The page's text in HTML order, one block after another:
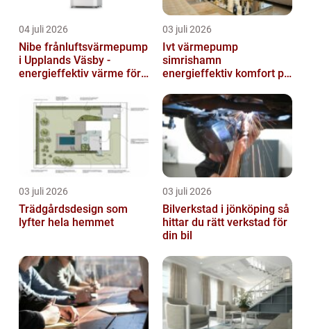
04 juli 2026
Nibe frånluftsvärmepump
i Upplands Väsby -
energieffektiv värme för
03 juli 2026
Ivt värmepump
simrishamn
energieffektiv komfort på
03 juli 2026
Trädgårdsdesign som
lyfter hela hemmet
03 juli 2026
Bilverkstad i jönköping så
hittar du rätt verkstad för
din bil